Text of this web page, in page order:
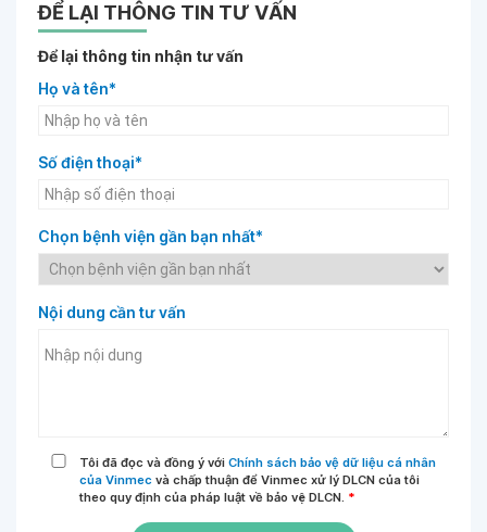
ĐỂ LẠI THÔNG TIN TƯ VẤN
Để lại thông tin nhận tư vấn
Họ và tên*
Số điện thoại*
Chọn bệnh viện gần bạn nhất*
Nội dung cần tư vấn
Tôi đã đọc và đồng ý với Chính sách bảo vệ dữ liệu cá nhân
của Vinmec và chấp thuận để Vinmec xử lý DLCN của tôi
theo quy định của pháp luật về bảo vệ DLCN. *